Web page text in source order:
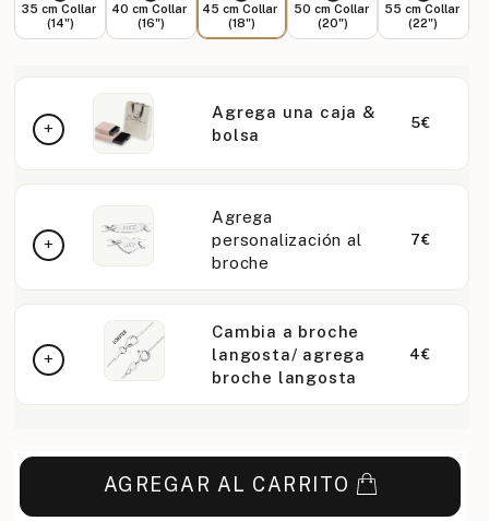
35 cm Collar
(14")
40 cm Collar
(16")
45 cm Collar
(18")
50 cm Collar
(20")
55 cm Collar
(22")
Agrega una caja &
bolsa
5€
Agrega
personalización al
broche
7€
Cambia a broche
langosta/ agrega
broche langosta
4€
AGREGAR AL CARRITO